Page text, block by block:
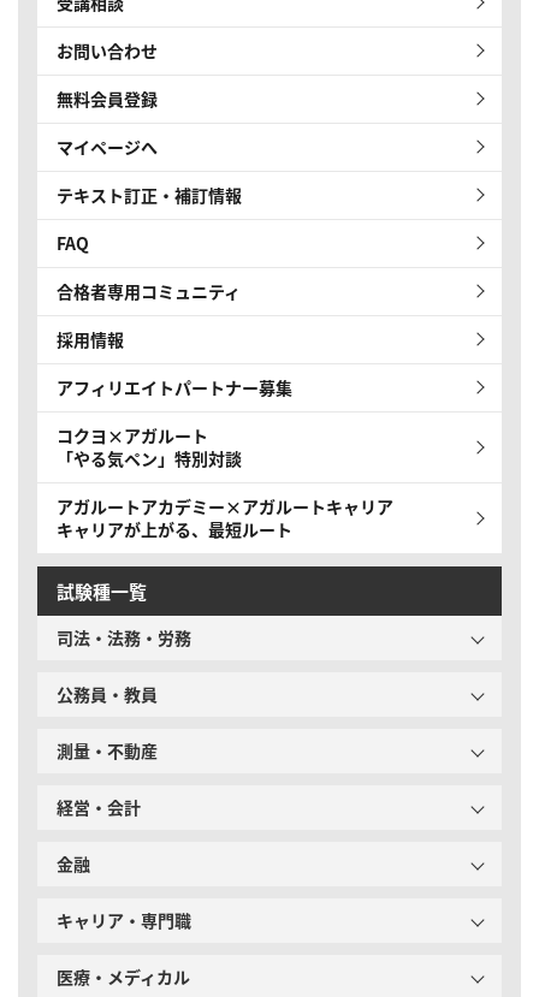
お問い合わせ
無料会員登録
マイページへ
テキスト訂正・補訂情報
FAQ
合格者専用コミュニティ
採用情報
アフィリエイトパートナー募集
コクヨ×アガルート
「やる気ペン」特別対談
アガルートアカデミー×アガルートキャリア
キャリアが上がる、最短ルート
試験種一覧
司法・法務・労務
公務員・教員
測量・不動産
経営・会計
金融
キャリア・専門職
医療・メディカル